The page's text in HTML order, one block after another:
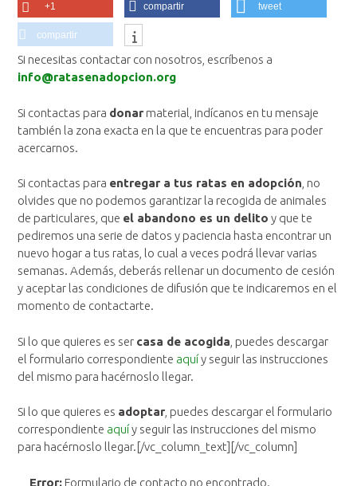
+1 compartir tweet
compartir
Si necesitas contactar con nosotros, escríbenos a
info@ratasenadopcion.org
Si contactas para donar material, indícanos en tu mensaje
también la zona exacta en la que te encuentras para poder
acercarnos.
Si contactas para entregar a tus ratas en adopción , no
olvides que no podemos garantizar la recogida de animales
de particulares, que el abandono es un delito y que te
pediremos una serie de datos y paciencia hasta encontrar un
nuevo hogar a tus ratas, lo cual a veces podrá llevar varias
semanas. Además, deberás rellenar un documento de cesión
y aceptar las condiciones de difusión que te indicaremos en el
momento de contactarte.
Si lo que quieres es ser casa de acogida , puedes descargar
el formulario correspondiente aquíy seguir las instrucciones
del mismo para hacérnoslo llegar.
Si lo que quieres es adoptar , puedes descargar el formulario
correspondiente aquíy seguir las instrucciones del mismo
para hacérnoslo llegar.[/vc_column_text][/vc_column]
Error: Formulario de contacto no encontrado.